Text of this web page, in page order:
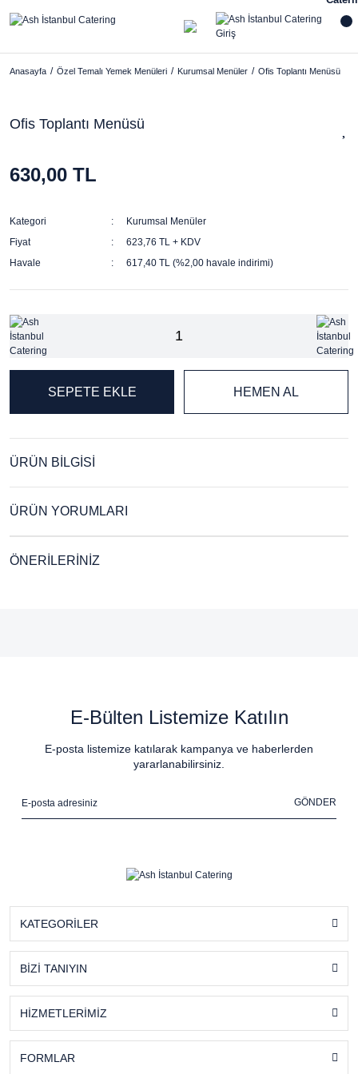
Anasayfa Özel Temalı Yemek Menüleri Kurumsal Menüler Ofis Toplantı Menüsü
Ofis Toplantı Menüsü
630,00 TL
Kategori
Kurumsal Menüler
Fiyat
623,76 TL + KDV
Havale
617,40 TL (%2,00 havale indirimi)
SEPETE EKLE HEMEN AL
ÜRÜN BİLGİSİ
ÜRÜN YORUMLARI
ÖNERİLERİNİZ
E-Bülten Listemize Katılın
E-posta listemize katılarak kampanya ve haberlerden
yararlanabilirsiniz.
GÖNDER
KATEGORİLER
BİZİ TANIYIN
HİZMETLERİMİZ
FORMLAR